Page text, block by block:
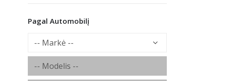
Pagal Automobilį